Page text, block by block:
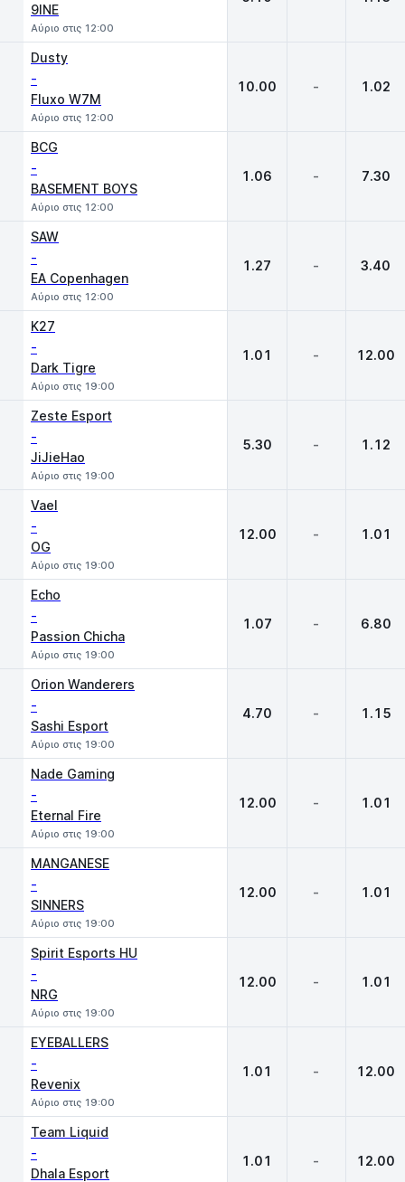
9INE
Αύριο στις 12:00
Dusty
-
Fluxo W7M
Αύριο στις 12:00
10.00 - 1.02
BCG
-
BASEMENT BOYS
Αύριο στις 12:00
1.06 - 7.30
SAW
-
EA Copenhagen
Αύριο στις 12:00
1.27 - 3.40
K27
-
Dark Tigre
Αύριο στις 19:00
1.01 - 12.00
Zeste Esport
-
JiJieHao
Αύριο στις 19:00
5.30 - 1.12
Vael
-
OG
Αύριο στις 19:00
12.00 - 1.01
Echo
-
Passion Chicha
Αύριο στις 19:00
1.07 - 6.80
Orion Wanderers
-
Sashi Esport
Αύριο στις 19:00
4.70 - 1.15
Nade Gaming
-
Eternal Fire
Αύριο στις 19:00
12.00 - 1.01
MANGANESE
-
SINNERS
Αύριο στις 19:00
12.00 - 1.01
Spirit Esports HU
-
NRG
Αύριο στις 19:00
12.00 - 1.01
EYEBALLERS
-
Revenix
Αύριο στις 19:00
1.01 - 12.00
Team Liquid
-
Dhala Esport
1.01 - 12.00